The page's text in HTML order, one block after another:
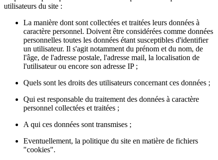
utilisateurs du site :
La manière dont sont collectées et traitées leurs données à
caractère personnel. Doivent être considérées comme données
personnelles toutes les données étant susceptibles d'identifier
un utilisateur. Il s'agit notamment du prénom et du nom, de
l'âge, de l'adresse postale, l'adresse mail, la localisation de
l'utilisateur ou encore son adresse IP ;
Quels sont les droits des utilisateurs concernant ces données ;
Qui est responsable du traitement des données à caractère
personnel collectées et traitées ;
A qui ces données sont transmises ;
Eventuellement, la politique du site en matière de fichiers
"cookies".